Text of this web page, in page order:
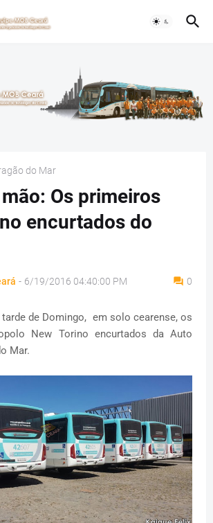
do Mar
Os primeiros
encurtados do
- 6/19/2016 04:40:00 PM 0
tarde de Domingo, em solo cearense, os
New Torino encurtados da Auto
Mar.